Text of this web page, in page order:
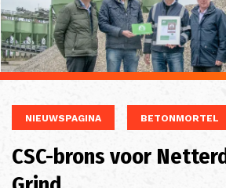
NIEUWSPAGINA BETONMORTEL
CSC-brons voor